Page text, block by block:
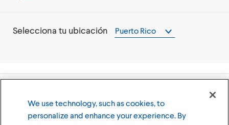
Selecciona tu ubicación Puerto Rico
Términos y Condiciones de Uso Política de Privacidad
We use technology, such as cookies, to
personalize and enhance your experience. By